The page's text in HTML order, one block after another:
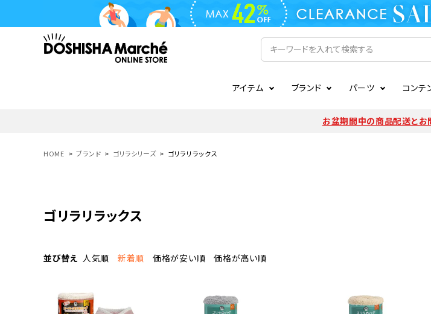
アイテム
ボトル
クールケア用品
ブランド
オンドゾーン
coocaa
パーツ コンテ
送料とお支払いについて
領収書について
お盆期間中の商品配送とお
HOME ブランド ゴリラシリーズ ゴリラリラックス
ゴリラリラックス
並び替え 人気順 新着順 価格が安い順 価格が高い順